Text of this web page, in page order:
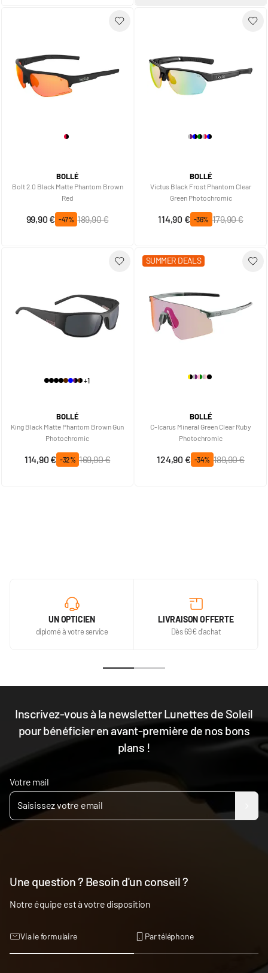
BOLLÉ
Bolt 2.0 Black Matte Phantom Brown
Red
Prix spécial
99,90 € -47%
Prix normal
189,90 €
BOLLÉ
Victus Black Frost Phantom Clear
Green Photochromic
Prix spécial
114,90 € -36%
Prix normal
179,90 €
+1
BOLLÉ
King Black Matte Phantom Brown Gun
Photochromic
Prix spécial
114,90 € -32%
Prix normal
169,90 €
SUMMER DEALS
BOLLÉ
C-Icarus Mineral Green Clear Ruby
Photochromic
Prix spécial
124,90 € -34%
Prix normal
189,90 €
UN OPTICIEN
diplomé à votre service
LIVRAISON OFFERTE
Dès 69€ d'achat
Inscrivez-vous à la newsletter Lunettes de Soleil
pour bénéficier en avant-première de nos bons
plans !
Votre mail
Une question ? Besoin d'un conseil ?
Notre équipe est à votre disposition
Via le formulaire Par téléphone